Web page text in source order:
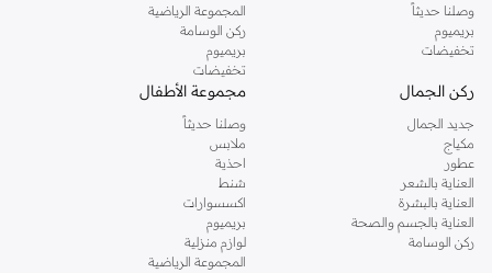
وصلنا حديثاً
بريميوم
تخفيضات
المجموعة الرياضية
ركن الوسامة
بريميوم
تخفيضات
ركن الجمال
جديد الجمال
مكياج
عطور
العناية بالشعر
العناية بالبشرة
العناية بالجسم والصحة
ركن الوسامة
مجموعة الأطفال
وصلنا حديثاً
ملابس
احذية
شنط
اكسسوارات
بريميوم
لوازم منزلية
المجموعة الرياضية